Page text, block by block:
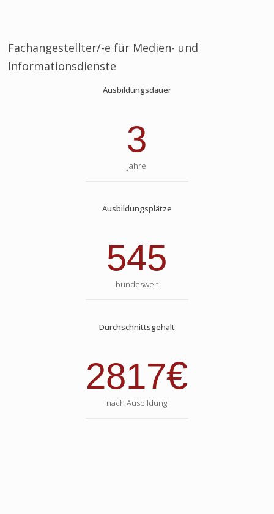
Fachangestellter/-e für Medien- und
Informationsdienste
Ausbildungsdauer
3
Jahre
Ausbildungsplätze
545
bundesweit
Durchschnittsgehalt
2817€
nach Ausbildung